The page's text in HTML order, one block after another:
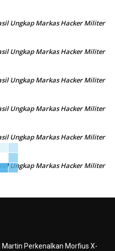
Ungkap Markas Hacker Militer
Ungkap Markas Hacker Militer
Ungkap Markas Hacker Militer
Ungkap Markas Hacker Militer
Ungkap Markas Hacker Militer
Ungkap Markas Hacker Militer
Martin Perkenalkan Morfius X-